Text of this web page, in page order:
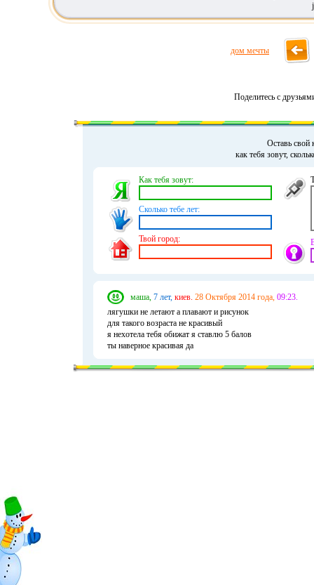
дом мечты
Поделитесь с
Оставь свой
как тебя зовут,
Как тебя зовут:
Сколько тебе лет:
Твой город:
маша, 7 лет, киев. 28 Октября 2014 года, 09:23.
лягушки не летают а плавают и рисунок
для такого возраста не красивый
я нехотела тебя обижат я ставлю 5 балов
ты наверное красивая да